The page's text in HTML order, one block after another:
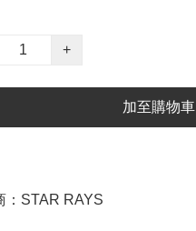
+
加至購物車
：STAR RAYS